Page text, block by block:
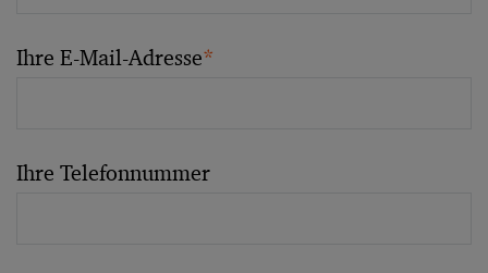
Ihre E-Mail-Adresse*
Ihre Telefonnummer